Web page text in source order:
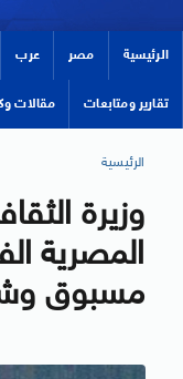
الرئيسية مصر عرب
تقارير ومتابعات مقالات
الرئيسية
وزيرة
المصرية
مسبوق